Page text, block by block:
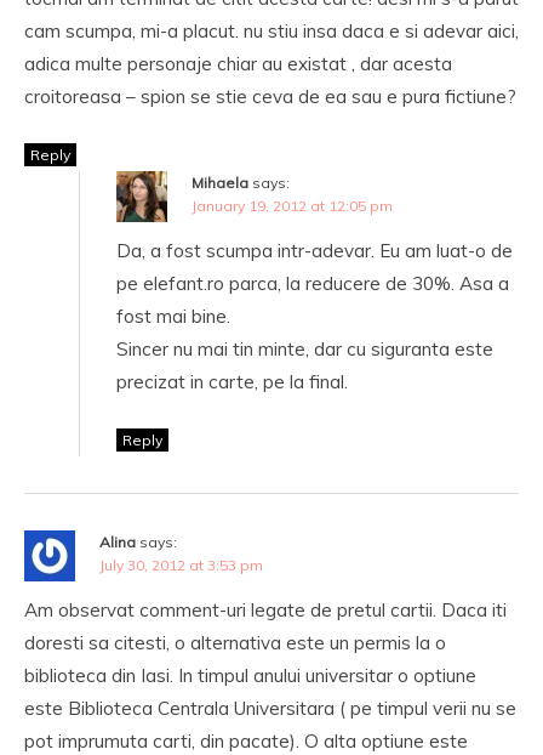
cam scumpa, mi-a placut. nu stiu insa daca e si adevar aici,
adica multe personaje chiar au existat , dar acesta
croitoreasa – spion se stie ceva de ea sau e pura fictiune?
Reply
Mihaela says:
January 19, 2012 at 12:05 pm
Da, a fost scumpa intr-adevar. Eu am luat-o de
pe elefant.ro parca, la reducere de 30%. Asa a
fost mai bine.
Sincer nu mai tin minte, dar cu siguranta este
precizat in carte, pe la final.
Reply
Alina says:
July 30, 2012 at 3:53 pm
Am observat comment-uri legate de pretul cartii. Daca iti
doresti sa citesti, o alternativa este un permis la o
biblioteca din Iasi. In timpul anului universitar o optiune
este Biblioteca Centrala Universitara ( pe timpul verii nu se
pot imprumuta carti, din pacate). O alta optiune este